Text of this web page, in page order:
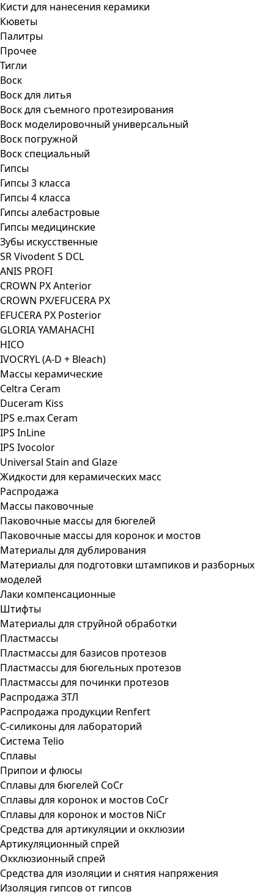
Кисти для нанесения керамики
Кюветы
Палитры
Прочее
Тигли
Воск
Воск для литья
Воск для съемного протезирования
Воск моделировочный универсальный
Воск погружной
Воск специальный
Гипсы
Гипсы 3 класса
Гипсы 4 класса
Гипсы алебастровые
Гипсы медицинские
Зубы искусственные
SR Vivodent S DCL
ANIS PROFI
CROWN PX Anterior
CROWN PX/EFUCERA PX
EFUCERA PX Posterior
GLORIA YAMAHACHI
HICO
IVOCRYL (A-D + Bleach)
Массы керамические
Celtra Ceram
Duceram Kiss
IPS e.max Ceram
IPS InLine
IPS Ivocolor
Universal Stain and Glaze
Жидкости для керамических масс
Распродажа
Массы паковочные
Паковочные массы для бюгелей
Паковочные массы для коронок и мостов
Материалы для дублирования
Материалы для подготовки штампиков и разборных
моделей
Лаки компенсационные
Штифты
Материалы для струйной обработки
Пластмассы
Пластмассы для базисов протезов
Пластмассы для бюгельных протезов
Пластмассы для починки протезов
Распродажа ЗТЛ
Распродажа продукции Renfert
С-силиконы для лабораторий
Система Telio
Сплавы
Припои и флюсы
Сплавы для бюгелей CoCr
Сплавы для коронок и мостов CoCr
Сплавы для коронок и мостов NiCr
Средства для артикуляции и окклюзии
Артикуляционный спрей
Окклюзионный спрей
Средства для изоляции и снятия напряжения
Изоляция гипсов от гипсов